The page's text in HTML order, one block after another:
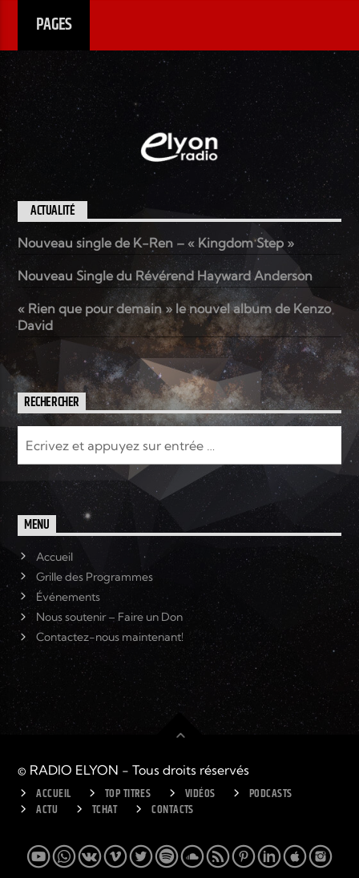
PAGES
ACTUALITÉ
Nouveau single de K-Ren – « Kingdom Step »
Nouveau Single du Révérend Hayward Anderson
« Rien que pour demain » le nouvel album de Kenzo
David
RECHERCHER
MENU
Accueil
Grille des Programmes
Événements
Nous soutenir – Faire un Don
Contactez-nous maintenant!
© RADIO ELYON - Tous droits réservés
ACCUEIL TOP TITRES VIDÉOS
PODCASTS
ACTU
TCHAT CONTACTS